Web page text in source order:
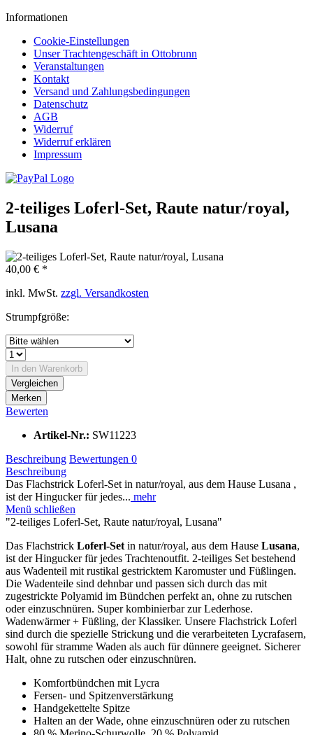
Informationen
Cookie-Einstellungen
Unser Trachtengeschäft in Ottobrunn
Veranstaltungen
Kontakt
Versand und Zahlungsbedingungen
Datenschutz
AGB
Widerruf
Widerruf erklären
Impressum
2-teiliges Loferl-Set, Raute natur/royal,
Lusana
40,00 € *
inkl. MwSt. zzgl. Versandkosten
Strumpfgröße:
In den Warenkorb
Vergleichen
Merken
Bewerten
Artikel-Nr.: SW11223
Beschreibung Bewertungen 0
Beschreibung
Das Flachstrick Loferl-Set in natur/royal, aus dem Hause Lusana ,
ist der Hingucker für jedes... mehr
Menü schließen
"2-teiliges Loferl-Set, Raute natur/royal, Lusana"
Das Flachstrick Loferl-Set in natur/royal, aus dem Hause Lusana,
ist der Hingucker für jedes Trachtenoutfit. 2-teiliges Set bestehend
aus Wadenteil mit rustikal gestricktem Karomuster und Füßlingen.
Die Wadenteile sind dehnbar und passen sich durch das mit
zugestrickte Polyamid im Bündchen perfekt an, ohne zu rutschen
oder einzuschnüren. Super kombinierbar zur Lederhose.
Wadenwärmer + Füßling, der Klassiker. Unsere Flachstrick Loferl
sind durch die spezielle Strickung und die verarbeiteten Lycrafasern,
sowohl für stramme Waden als auch für dünnere geeignet. Sicherer
Halt, ohne zu rutschen oder einzuschnüren.
Komfortbündchen mit Lycra
Fersen- und Spitzenverstärkung
Handgekettelte Spitze
Halten an der Wade, ohne einzuschnüren oder zu rutschen